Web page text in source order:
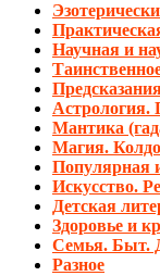
Научная и
Астрология.
Мантика
Магия.
Популярная
Искусство.
Детская
Здоровье и
Семья. Быт.
Разное